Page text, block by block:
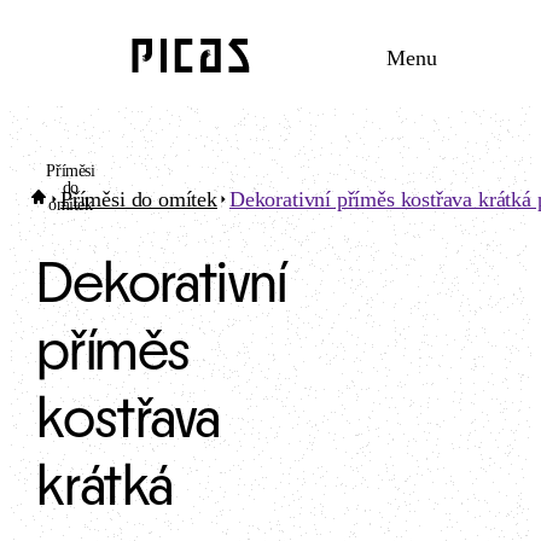
Menu
Příměsi do omítek Dekorativní příměs kostřava
Příměsi
do
omítek
Dekorativní
příměs
kostřava
krátká